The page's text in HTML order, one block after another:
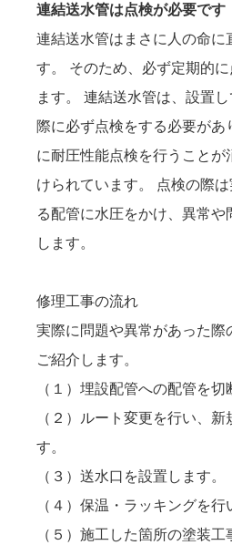
連結送水管は点検が必要です
連結送水管はまさに人の命に
す。 そのため、必ず定期的
ます。 連結送水管は、設置
際に必ず点検をする必要があ
に耐圧性能点検を行うことが
けられています。 点検の際
る配管に水圧をかけ、異常や
します。
修理工事の流れ
実際に問題や異常があった際
ご紹介します。
（１）埋設配管への配管を切
（２）ルート変更を行い、
す。
（３）送水口を設置します。
（４）保温・ラッキングを行
（５）施工した箇所の塗装工